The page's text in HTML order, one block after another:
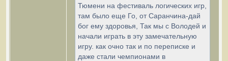
Тюмени на фестиваль логических игр,
там было еще Го, от Саранчина-дай
бог ему здоровья, Так мы с Володей и
начали играть в эту замечательную
игру. как очно так и по переписке и
даже стали чемпионами в